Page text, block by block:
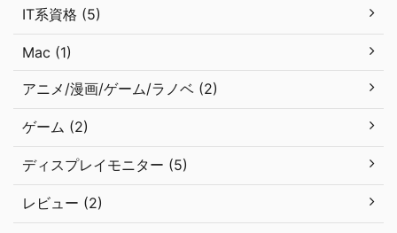
IT系資格 (5)
Mac (1)
アニメ/漫画/ゲーム/ラノベ (2)
ゲーム (2)
ディスプレイモニター (5)
レビュー (2)